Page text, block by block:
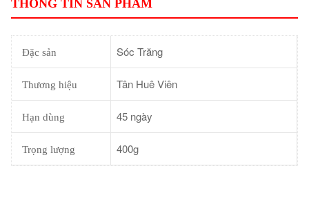
THÔNG TIN SẢN PHẨM
Đặc sản Sóc Trăng
Thương hiệu Tân Huê Viên
Hạn dùng 45 ngày
Trọng lượng 400g